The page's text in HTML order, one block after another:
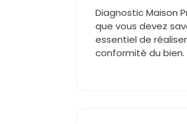
Diagnostic Maison
que vous devez
essentiel de
conformité du